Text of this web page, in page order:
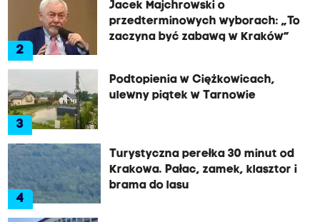
2
Jacek Majchrowski o
przedterminowych wyborach: „To
zaczyna być zabawą w Kraków”
3
Podtopienia w Ciężkowicach,
ulewny piątek w Tarnowie
4
Turystyczna perełka 30 minut od
Krakowa. Pałac, zamek, klasztor i
brama do lasu